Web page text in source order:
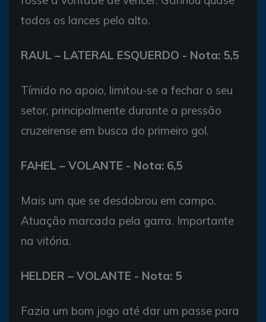
todos os lances pelo alto.
RAUL – LATERAL ESQUERDO - Nota: 5,5
Tímido no apoio, limitou-se a fechar o seu
setor, principalmente durante a pressão
cruzeirense em busca do primeiro gol.
FAHEL – VOLANTE - Nota: 6,5
Mais um que se desdobrou em campo.
Atuação marcada pela garra. Importante
na vitória.
HELDER – VOLANTE - Nota: 5
Fazia um bom jogo até dar um passe para